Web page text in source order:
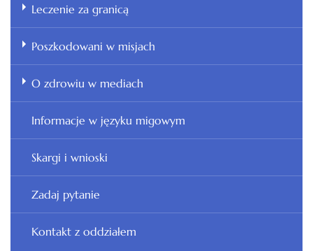
Leczenie za granicą
Poszkodowani w misjach
O zdrowiu w mediach
Informacje w języku migowym
Skargi i wnioski
Zadaj pytanie
Kontakt z oddziałem